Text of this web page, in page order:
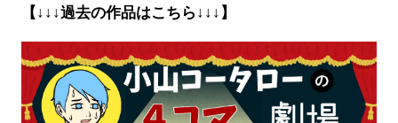
【↓↓↓過去の作品はこちら↓↓↓】